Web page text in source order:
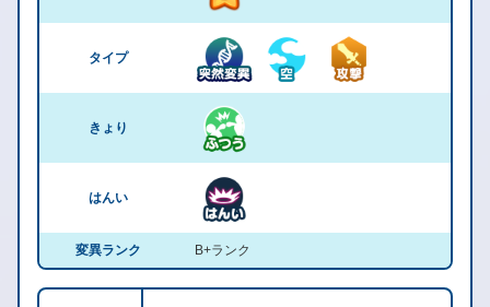
タイプ
きょり
はんい
変異ランク B+ランク